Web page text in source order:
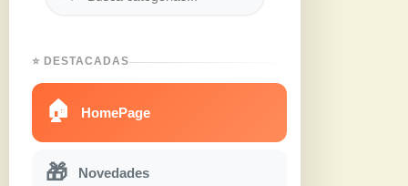
⭐ DESTACADAS
🏠 HomePage
🎁 Novedades